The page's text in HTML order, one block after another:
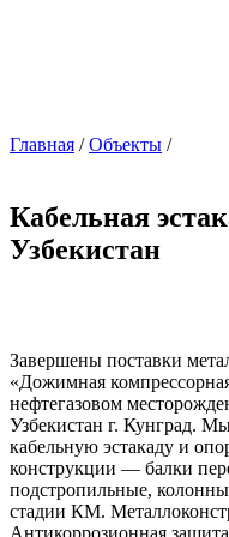
Главная /Объекты /
Кабельная
Узбекистан
Завершены поставки
«Дожимная
нефтегазовом
Узбекистан г. Кунград.
кабельную эстакаду и
конструкции — балки
подстропильные,
стадии КМ.